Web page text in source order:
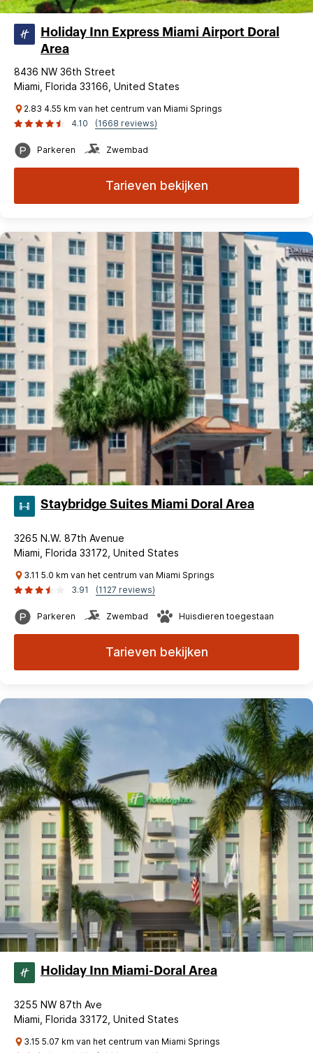
Holiday Inn Express Miami Airport Doral
Area
8436 NW 36th Street
Miami, Florida 33166, United States
2.83 4.55 km van het centrum van Miami Springs
4.10
(1668 reviews)
Parkeren Zwembad
Tarieven bekijken
Staybridge Suites Miami Doral Area
3265 N.W. 87th Avenue
Miami, Florida 33172, United States
3.11 5.0 km van het centrum van Miami Springs
3.91
(1127 reviews)
Parkeren Zwembad Huisdieren toegestaan
Tarieven bekijken
Holiday Inn Miami-Doral Area
3255 NW 87th Ave
Miami, Florida 33172, United States
3.15 5.07 km van het centrum van Miami Springs